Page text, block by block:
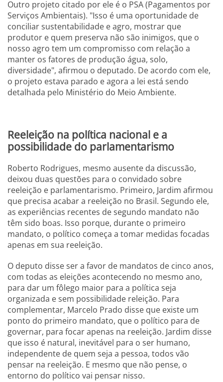
Outro projeto citado por ele é o PSA (Pagamentos por
Serviços Ambientais). "Isso é uma oportunidade de
conciliar sustentabilidade e agro, mostrar que
produtor e quem preserva não são inimigos, que o
nosso agro tem um compromisso com relação a
manter os fatores de produção água, solo,
diversidade", afirmou o deputado. De acordo com ele,
o projeto estava parado e agora a lei está sendo
detalhada pelo Ministério do Meio Ambiente.
Reeleição na política nacional e a
possibilidade do parlamentarismo
Roberto Rodrigues, mesmo ausente da discussão,
deixou duas questões para o convidado sobre
reeleição e parlamentarismo. Primeiro, Jardim afirmou
que precisa acabar a reeleição no Brasil. Segundo ele,
as experiências recentes de segundo mandato não
têm sido boas. Isso porque, durante o primeiro
mandato, o político começa a tomar medidas focadas
apenas em sua reeleição.
O deputo disse ser a favor de mandatos de cinco anos,
com todas as eleições acontecendo no mesmo ano,
para dar um fôlego maior para a política seja
organizada e sem possibilidade releição. Para
complementar, Marcelo Prado disse que existe um
ponto do primeiro mandato, que o político para de
governar, para focar apenas na reeleição. Jardim disse
que isso é natural, inevitável para o ser humano,
independente de quem seja a pessoa, todos vão
pensar na reeleição. E mesmo que não pense, o
entorno do político vai pensar nisso.